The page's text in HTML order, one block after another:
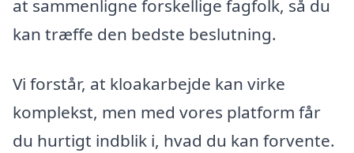
at sammenligne forskellige fagfolk, så du
kan træffe den bedste beslutning.
Vi forstår, at kloakarbejde kan virke
komplekst, men med vores platform får
du hurtigt indblik i, hvad du kan forvente.